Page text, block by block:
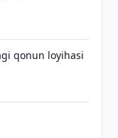
qonun loyihasi